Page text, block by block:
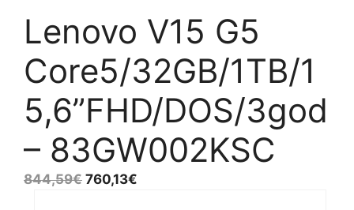
Lenovo V15 G5
Core5/32GB/1TB/1
5,6”FHD/DOS/3god
– 83GW002KSC
844,59€ 760,13€